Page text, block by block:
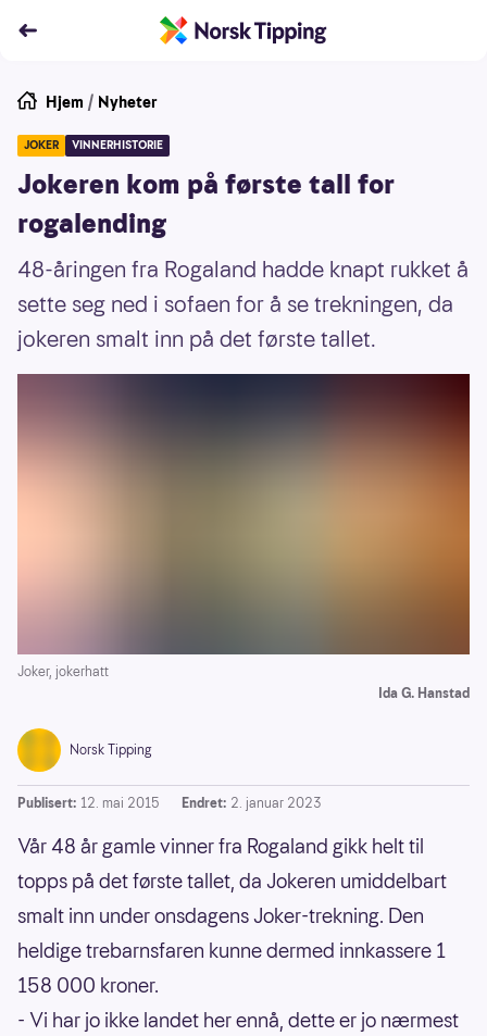
Hjem / Nyheter
JOKER VINNERHISTORIE
Jokeren kom på første tall for
rogalending
48-åringen fra Rogaland hadde knapt rukket å
sette seg ned i sofaen for å se trekningen, da
jokeren smalt inn på det første tallet.
Joker, jokerhatt
Ida G. Hanstad
Norsk Tipping
Publisert: 12. mai 2015 Endret: 2. januar 2023
Vår 48 år gamle vinner fra Rogaland gikk helt til
topps på det første tallet, da Jokeren umiddelbart
smalt inn under onsdagens Joker-trekning. Den
heldige trebarnsfaren kunne dermed innkassere 1
158 000 kroner.
- Vi har jo ikke landet her ennå, dette er jo nærmest